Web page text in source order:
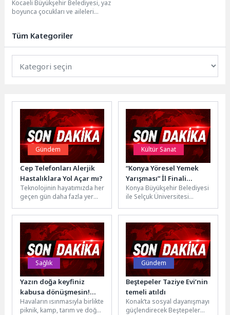
Kocaeli Büyükşehir Belediyesi, yaz
boyunca çocukları ve aileleri
başlangıcını...
Tüm Kategoriler
Gündem
Cep Telefonları Alerjik
Hastalıklara Yol Açar mı?
Teknolojinin hayatımızda her
geçen gün daha fazla yer
alerjilerin önemli sağlık
sorunlarına...
Kültür Sanat
“Konya Yöresel Yemek
Yarışması” İl Finali
Etabıyla Tamamlandı
Konya Büyükşehir Belediyesi
ile Selçuk Üniversitesi
Sofrasında Yarış Var”
mottosuyla düzenlenen
“Konya Yöresel...
Sağlık
Yazın doğa keyfiniz
kabusa dönüşmesin!
Keneye dikkat!
Havaların ısınmasıyla birlikte
piknik, kamp, tarım ve doğa
Gündem
Beştepeler Taziye Evi’nin
temeli atıldı
Konak’ta sosyal dayanışmayı
güçlendirecek Beştepeler